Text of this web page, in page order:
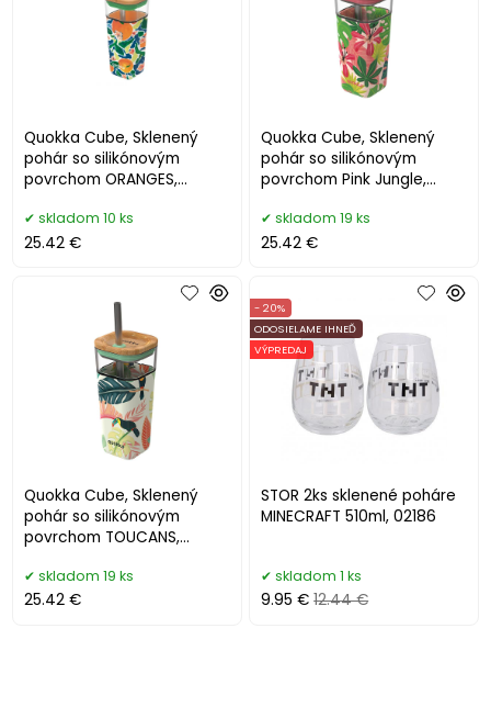
Quokka Cube, Sklenený
pohár so silikónovým
povrchom ORANGES,
skladom 10 ks
25.42 €
Quokka Cube, Sklenený
pohár so silikónovým
povrchom Pink Jungle,
skladom 19 ks
25.42 €
Quokka Cube, Sklenený
pohár so silikónovým
povrchom TOUCANS,
skladom 19 ks
25.42 €
STOR 2ks sklenené poháre
MINECRAFT 510ml, 02186
- 20%
ODOSIELAME IHNEĎ
VÝPREDAJ
skladom 1 ks
9.95 € 12.44 €